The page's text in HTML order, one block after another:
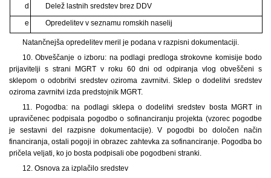
d
Delež lastnih sredstev brez DDV
e
Opredelitev v seznamu romskih naselij
Natančnejša opredelitev meril je podana v razpisni dokumentaciji.
10. Obveščanje o izboru: na podlagi predloga strokovne komisije bodo
prijavitelji s strani MGRT v roku 60 dni od odpiranja vlog obveščeni s
sklepom o odobritvi sredstev oziroma zavrnitvi. Sklep o dodelitvi sredstev
oziroma zavrnitvi izda predstojnik MGRT.
11. Pogodba: na podlagi sklepa o dodelitvi sredstev bosta MGRT in
upravičenec podpisala pogodbo o sofinanciranju projekta (vzorec pogodbe
je sestavni del razpisne dokumentacije). V pogodbi bo določen način
financiranja, ostali pogoji in obrazec zahtevka za sofinanciranje. Pogodba bo
pričela veljati, ko jo bosta podpisali obe pogodbeni stranki.
12. Osnova za izplačilo sredstev